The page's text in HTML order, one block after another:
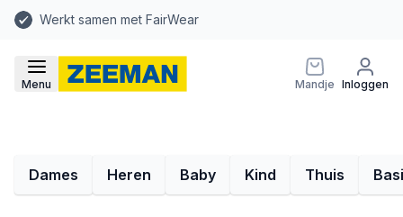
Werkt samen met FairWear
Menu Mandje Inloggen
Dames Heren Baby Kind Thuis